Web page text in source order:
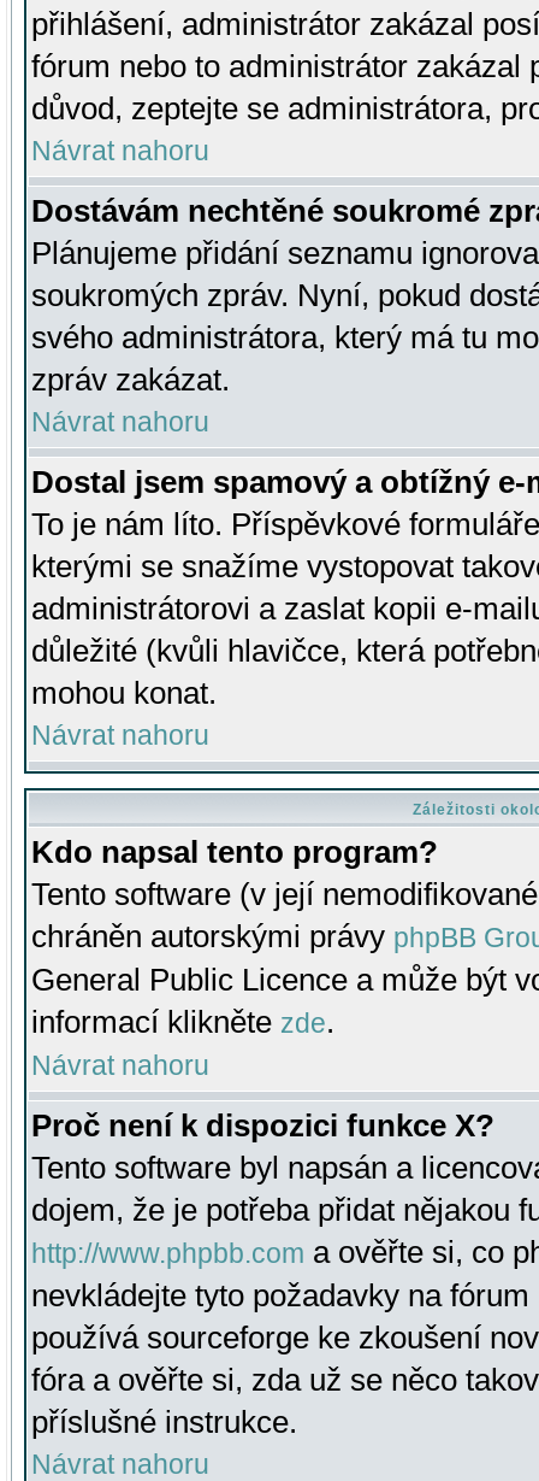
přihlášení, administrátor zakázal
fórum nebo to administrátor zakázal
důvod, zeptejte se administrátora,
Návrat nahoru
Dostávám nechtěné soukromé
Plánujeme přidání seznamu
soukromých zpráv. Nyní, pokud
svého administrátora, který má tu
zpráv zakázat.
Návrat nahoru
Dostal jsem spamový a obtížný
To je nám líto. Příspěvkové
kterými se snažíme vystopovat
administrátorovi a zaslat kopii e-
důležité (kvůli hlavičce, která
mohou konat.
Návrat nahoru
Záležitosti
Kdo napsal tento program?
Tento software (v její
chráněn autorskými právy phpBB
General Public Licence a může být
informací klikněte zde.
Návrat nahoru
Proč není k dispozici funkce X?
Tento software byl napsán a
dojem, že je potřeba přidat nějakou
http://www.phpbb.com a ověřte si, co
nevkládejte tyto požadavky na
používá sourceforge ke zkoušení
fóra a ověřte si, zda už se něco
příslušné instrukce.
Návrat nahoru